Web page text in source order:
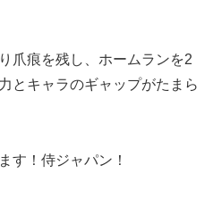
爪痕を残し、ホームランを2
とキャラのギャップがたまら
す！侍ジャパン！